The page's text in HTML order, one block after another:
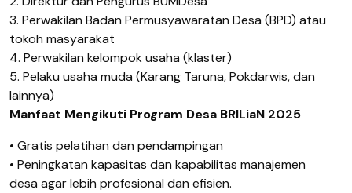
3. Perwakilan Badan Permusyawaratan Desa (BPD) atau
tokoh masyarakat
4. Perwakilan kelompokusaha (klaster)
5. Pelaku usaha muda (Karang Taruna,Pokdarwis, dan
lainnya)
Manfaat Mengikuti Program Desa BRILiaN 2025
• Gratis pelatihan dan pendampingan
• Peningkatan kapasitas dan kapabilitas manajemen
desa agarlebih profesional dan efisien.